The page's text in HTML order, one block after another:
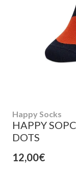
Happy Socks
HAPPY
DOTS
12,00€